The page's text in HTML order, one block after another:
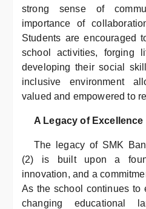
strong sense of
importance of
Students are encouraged
school activities, forging
developing their social
inclusive environment
valued and empowered to
A Legacy of Excellence
The legacy of SMK
(2) is built upon a
innovation, and a
As the school continues to
changing educational